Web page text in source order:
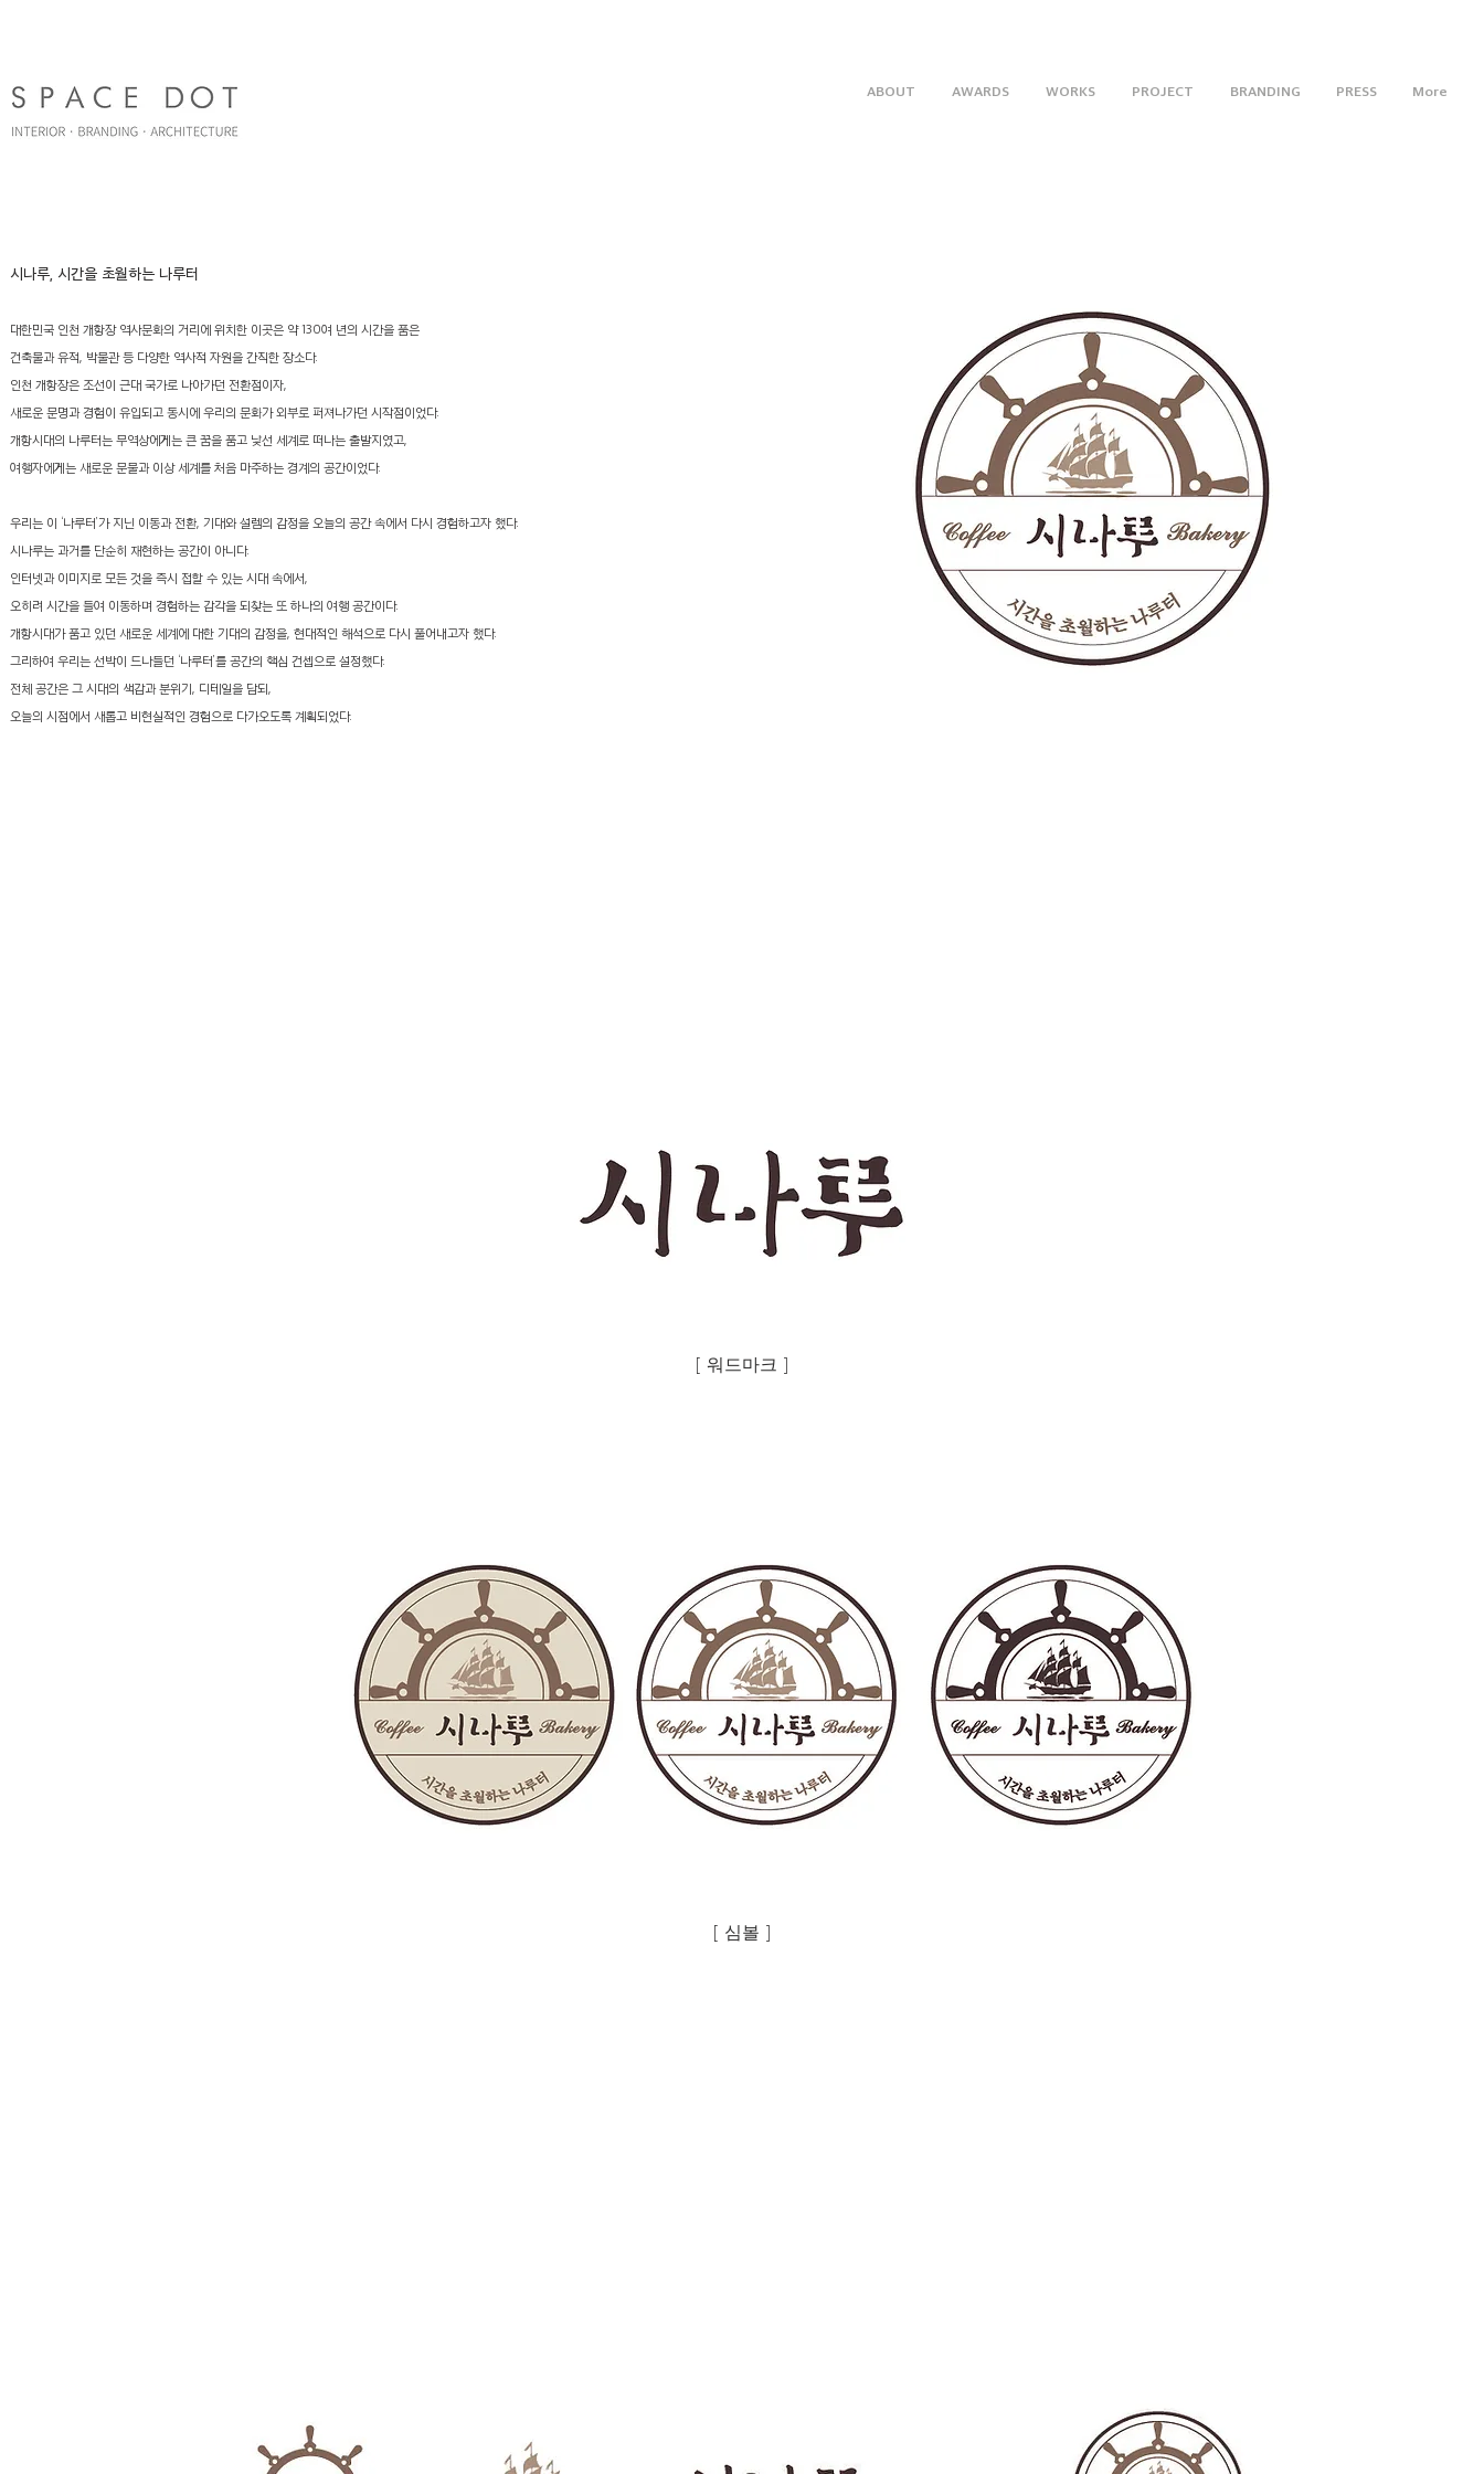
ABOUT AWARDS WORKS PROJECT BRANDING PRESS More
시나루, 시간을 초월하는 나루터
대한민국 인천 개항장 역사문화의 거리에 위치한 이곳은 약 130여 년의 시간을 품은
건축물과 유적, 박물관 등 다양한 역사적 자원을 간직한 장소다.
인천 개항장은 조선이 근대 국가로 나아가던 전환점이자,
새로운 문명과 경험이 유입되고 동시에 우리의 문화가 외부로 퍼져나가던 시작점이었다.
개항시대의 나루터는 무역상에게는 큰 꿈을 품고 낯선 세계로 떠나는 출발지였고,
여행자에게는 새로운 문물과 이상 세계를 처음 마주하는 경계의 공간이었다.
우리는 이 ‘나루터’가 지닌 이동과 전환, 기대와 설렘의 감정을 오늘의 공간 속에서 다시 경험하고자 했다.
시나루는 과거를 단순히 재현하는 공간이 아니다.
인터넷과 이미지로 모든 것을 즉시 접할 수 있는 시대 속에서,
오히려 시간을 들여 이동하며 경험하는 감각을 되찾는 또 하나의 여행 공간이다.
개항시대가 품고 있던 새로운 세계에 대한 기대의 감정을, 현대적인 해석으로 다시 풀어내고자 했다.
그리하여 우리는 선박이 드나들던 ‘나루터’를 공간의 핵심 컨셉으로 설정했다.
전체 공간은 그 시대의 색감과 분위기, 디테일을 담되,
오늘의 시점에서 새롭고 비현실적인 경험으로 다가오도록 계획되었다.
[ 워드마크 ]
[ 심볼 ]